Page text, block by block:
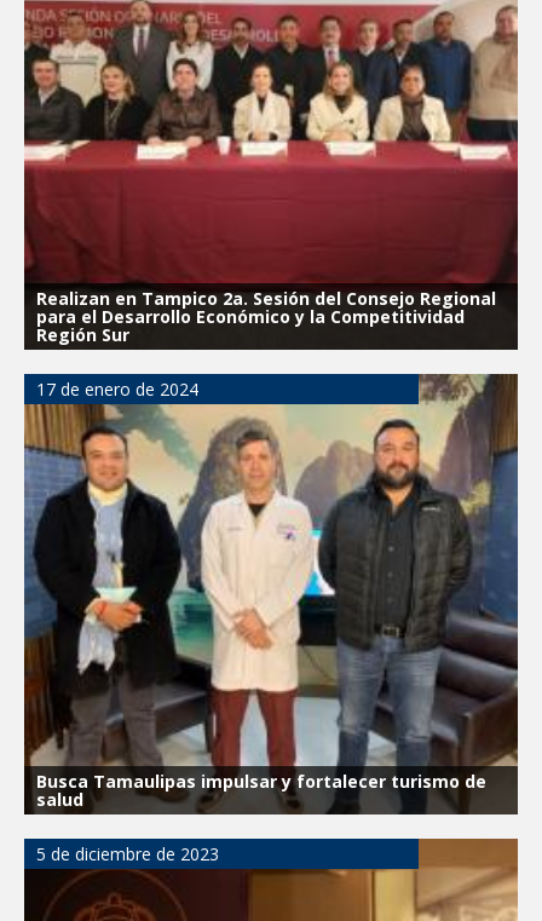
Realizan en Tampico 2a. Sesión del Consejo Regional
para el Desarrollo Económico y la Competitividad
Región Sur
17 de enero de 2024
Busca Tamaulipas impulsar y fortalecer turismo de
salud
5 de diciembre de 2023